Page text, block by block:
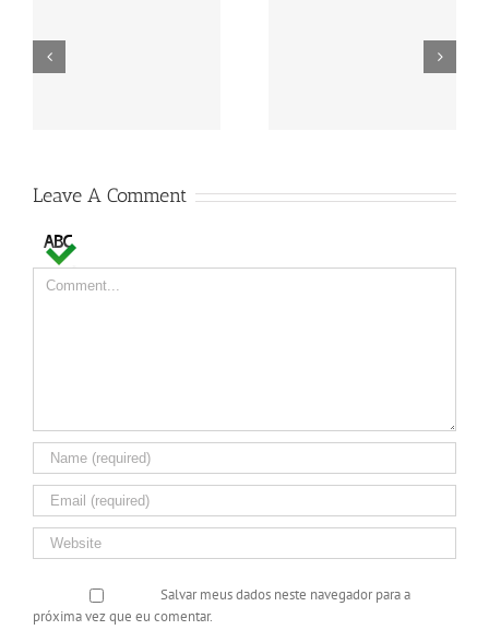
FAO: produção mundial
Leave A Comment
Comment
Salvar meus dados neste navegador para a
próxima vez que eu comentar.